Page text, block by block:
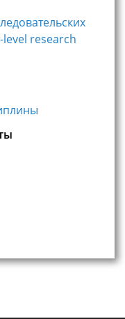
research